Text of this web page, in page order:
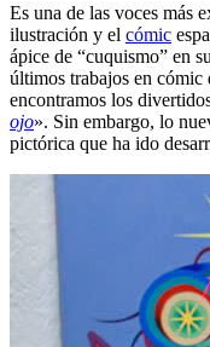
Es una de las voces más
ilustración y el cómic
ápice de “cuquismo” en
últimos trabajos en cómic
encontramos los
ojo». Sin embargo, lo
pictórica que ha ido